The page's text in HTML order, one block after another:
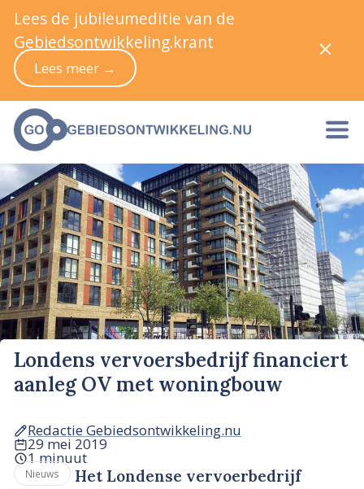
Londens vervoersbedrijf financiert
aanleg OV met woningbouw
Redactie Gebiedsontwikkeling.nu
29 mei 2019
1 minuut
Nieuws
Het Londense vervoerbedrijf
Lees de jubileumeditie van de
Gebiedsontwikkeling.krant
Lees meer →